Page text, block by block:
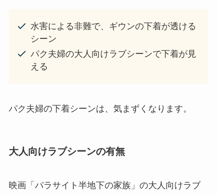
水害による非難で、ギウンの下着が透ける
シーン
パク夫婦の大人向けラブシーンで下着が見
える
パク夫婦の下着シーンは、気まずくなります。
大人向けラブシーンの有無
映画「パラサイト半地下の家族」の大人向けラブ